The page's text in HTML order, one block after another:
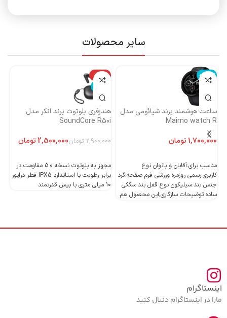
سایر محصولات
ناموجود
ساعت هوشمند برند شیائومی مدل
Maimo watch R
تومان
مناسب برای:آقایان و بانوان نوع
کاربری:رسمی روزمره ورزشی فرم صفحه:گرد
جنس بند:سیلیکون نوع قفل بند:سگکی
ساده توضیحات سازگاری;این محصول هم
-14%
ناموجود
هندزفری بلوتوث برند انکر مدل
SoundCore R50i
2,900,000 تومان2,500,000تومان
مجهز به بلوتوث نسخه 5.0 مقاومت در
برابر رطوبت با استاندارد IPX5 قطر درایور
10 میلی متری با بیس قدرتمند
اینستاگرام
مارا در اینستاگرام دنبال کنید